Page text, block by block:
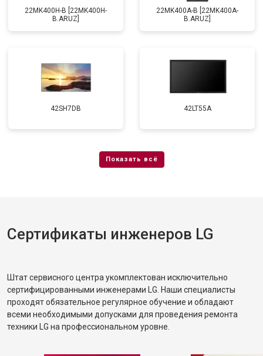
22MK400H-B [22MK400H-
B.ARUZ]
22MK400A-B [22MK400A-
B.ARUZ]
42SH7DB 42LT55A
Сертификаты инженеров LG
Штат сервисного центра укомплектован исключительно
сертифицированными инженерами LG. Наши специалисты
проходят обязательное регулярное обучение и обладают
всеми необходимыми допусками для проведения ремонта
техники LG на профессиональном уровне.